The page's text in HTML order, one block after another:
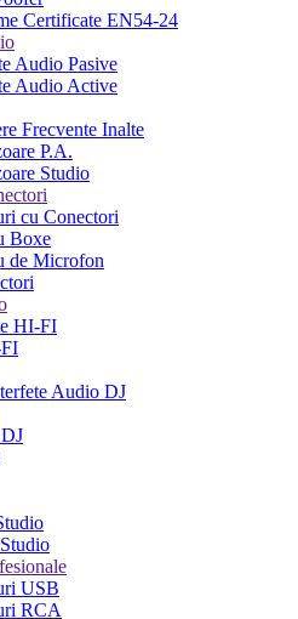
Certificate EN54-24
Audio Pasive
Audio Active
Frecvente Inalte
P.A.
Studio
cu Conectori
Boxe
de Microfon
HI-FI
Audio DJ
USB
RCA